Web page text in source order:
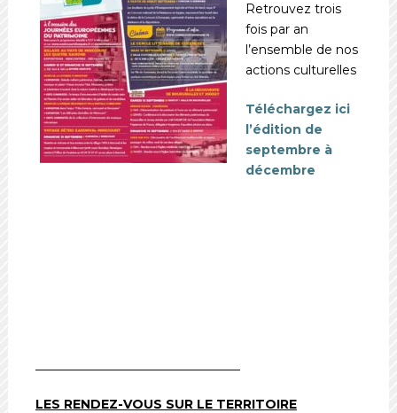
Retrouvez trois
fois par an
l’ensemble de nos
actions culturelles
Téléchargez ici
l’édition de
septembre à
décembre
LES RENDEZ-VOUS SUR LE TERRITOIRE